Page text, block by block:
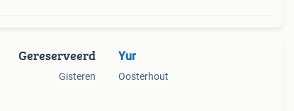
Gereserveerd
Gisteren
Yur
Oosterhout